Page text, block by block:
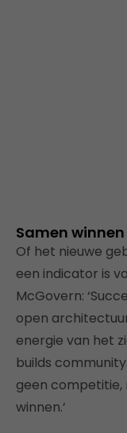
Samen winnen
Of het nieuwe
een indicator is
McGovern:
open
energie van het
builds
geen
winnen.’